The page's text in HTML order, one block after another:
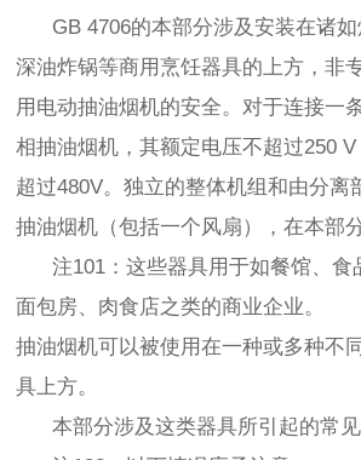
GB 4706的本部分涉及安装在诸如
深油炸锅等商用烹饪器具的上方，非
用电动抽油烟机的安全。对于连接一
相抽油烟机，其额定电压不超过250
超过480V。独立的整体机组和由分离
抽油烟机（包括一个风扇），在本部
注101：这些器具用于如餐馆、食
面包房、肉食店之类的商业企业。
抽油烟机可以被使用在一种或多种不
具上方。
本部分涉及这类器具所引起的常见